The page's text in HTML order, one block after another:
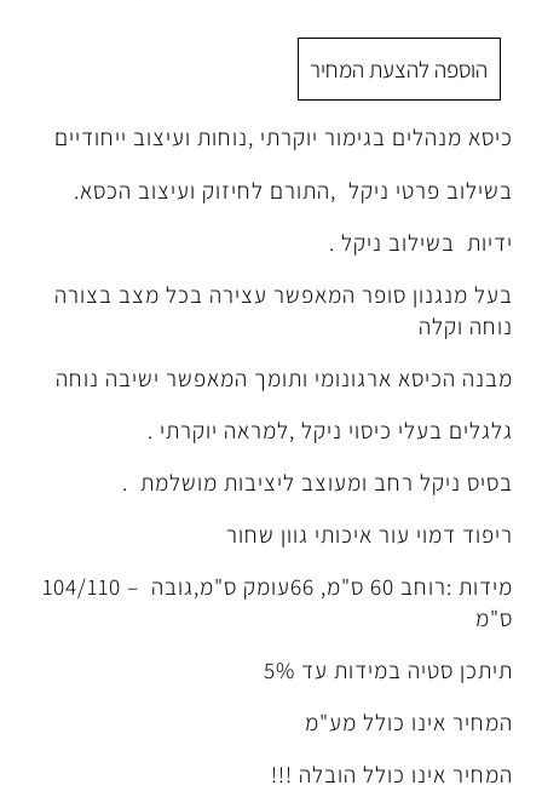
המחיר
יוקרתי ,נוחות ועיצוב ייחודיים
,התורם לחיזוק ועיצוב הכסא.
.
המאפשר עצירה בכל מצב בצורה
ותומך המאפשר ישיבה נוחה
ניקל ,למראה יוקרתי .
ומעוצב ליציבות מושלמת .
גוון שחור
מידות :רוחב 60 ס"מ, 66עומק ס"מ,גובה – 104/110
עד 5%
מע"מ
הובלה !!!